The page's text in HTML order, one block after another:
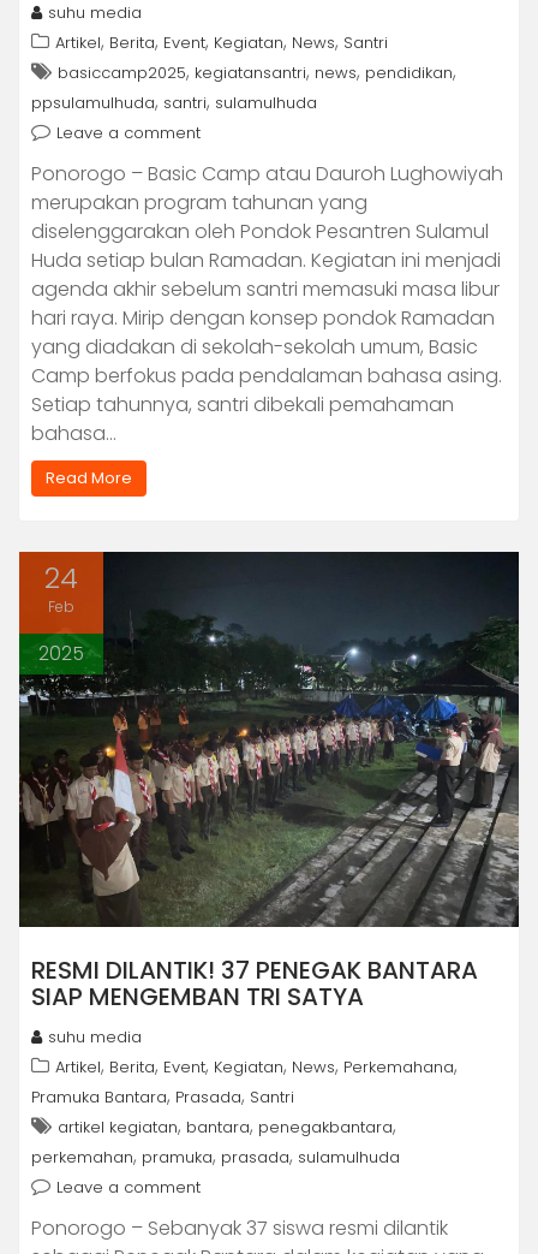
suhu media
Artikel, Berita, Event, Kegiatan, News, Santri
basiccamp2025, kegiatansantri, news, pendidikan,
ppsulamulhuda, santri, sulamulhuda
Leave a comment
Ponorogo – Basic Camp atau Dauroh Lughowiyah
merupakan program tahunan yang
diselenggarakan oleh Pondok Pesantren Sulamul
Huda setiap bulan Ramadan. Kegiatan ini menjadi
agenda akhir sebelum santri memasuki masa libur
hari raya. Mirip dengan konsep pondok Ramadan
yang diadakan di sekolah-sekolah umum, Basic
Camp berfokus pada pendalaman bahasa asing.
Setiap tahunnya, santri dibekali pemahaman
bahasa…
Read More
24
Feb
2025
RESMI DILANTIK! 37 PENEGAK BANTARA
SIAP MENGEMBAN TRI SATYA
suhu media
Artikel, Berita, Event, Kegiatan, News, Perkemahana,
Pramuka Bantara, Prasada, Santri
artikel kegiatan, bantara, penegakbantara,
perkemahan, pramuka, prasada, sulamulhuda
Leave a comment
Ponorogo – Sebanyak 37 siswa resmi dilantik